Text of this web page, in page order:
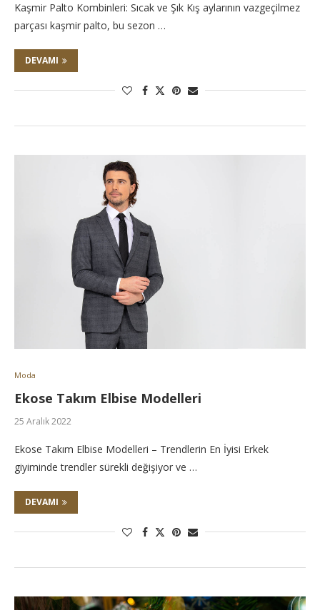
Kaşmir Palto Kombinleri: Sıcak ve Şık Kış aylarının vazgeçilmez
parçası kaşmir palto, bu sezon …
DEVAMI
Moda
Ekose Takım Elbise Modelleri
25 Aralık 2022
Ekose Takım Elbise Modelleri – Trendlerin En İyisi Erkek
giyiminde trendler sürekli değişiyor ve …
DEVAMI